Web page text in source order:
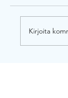
Kirjoita